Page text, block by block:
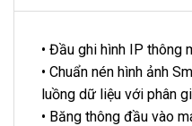
• Đầu ghi hình IP thông
• Chuẩn nén hình ảnh
luồng dữ liệu với phân
• Băng thông đầu vào